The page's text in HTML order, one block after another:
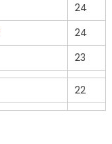
24
24
23
22